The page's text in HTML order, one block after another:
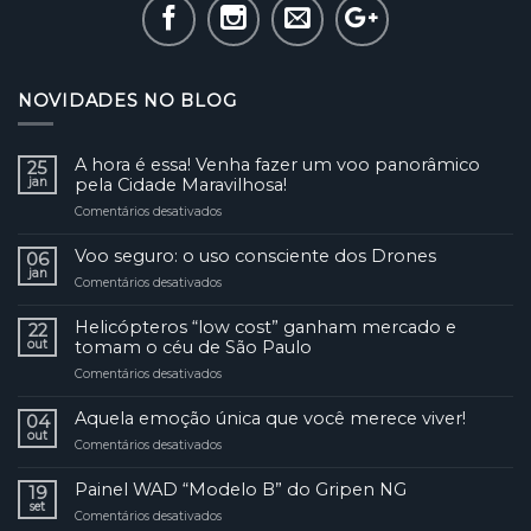
NOVIDADES NO BLOG
25
jan
A hora é essa! Venha fazer um voo panorâmico
pela Cidade Maravilhosa!
Comentários desativados
fazer
um
Cidade
06
jan
Voo seguro: o uso consciente dos Drones
Comentários desativados
o
uso
Drones
22
out
Helicópteros “low cost” ganham mercado e
tomam o céu de São Paulo
Comentários desativados
“low
e
04
out
Aquela emoção única que você merece viver!
Comentários desativados
emoção
19
set
Painel WAD “Modelo B” do Gripen NG
Comentários desativados